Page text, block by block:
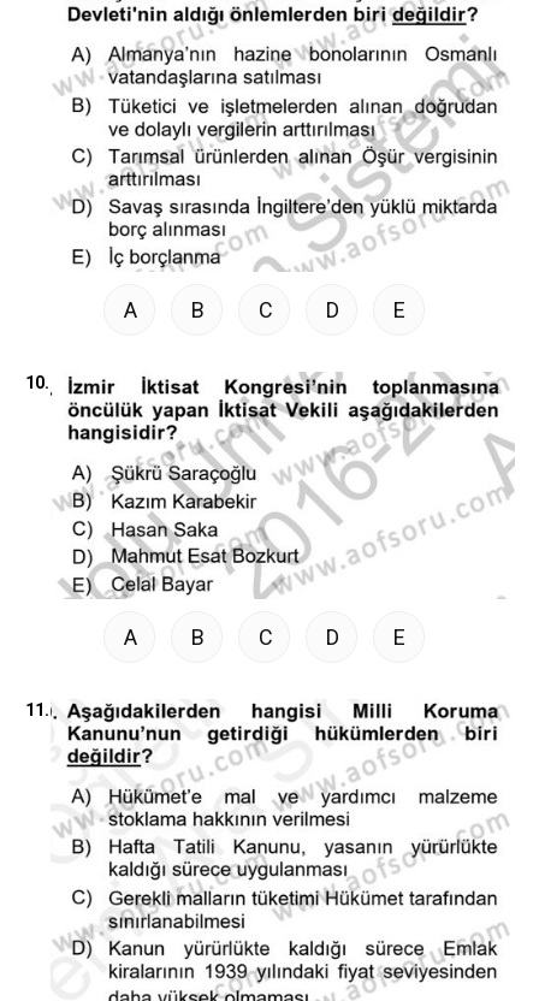
A B C D E
10.
A B C D E
11.